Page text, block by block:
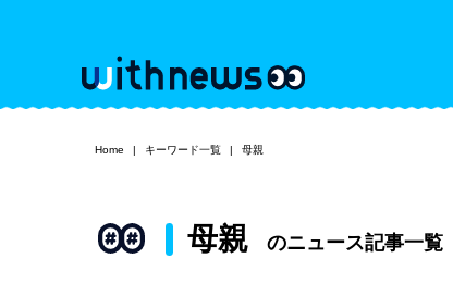
Home キーワード一覧 母親
母親 のニュース記事一覧